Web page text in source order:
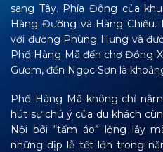
sang Tây. Phía Đông của
Hàng Đường và Hàng Chiếu.
với đường Phùng Hưng và
Phố Hàng Mã đến chợ Đồng
Gươm, đền Ngọc Sơn là
Phố Hàng Mã không chỉ
hút sự chú ý của du khách
Nội bởi “tấm áo” lộng lẫy
những dịp lễ tết lớn trong